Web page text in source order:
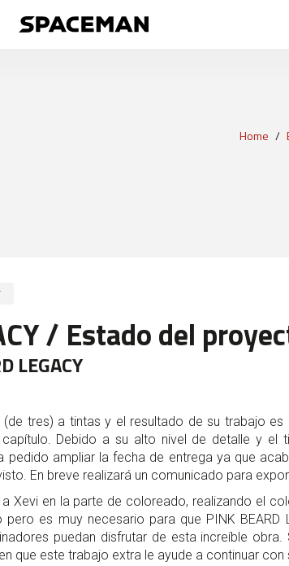
Home
/ Estado del
LEGACY
tres) a tintas y el resultado de su trabajo es
Debido a su alto nivel de detalle y el
pedido ampliar la fecha de entrega ya que
En breve realizará un comunicado para
Xevi en la parte de coloreado, realizando el
es muy necesario para que PINK BEARD
puedan disfrutar de esta increíble obra.
que este trabajo extra le ayude a continuar con